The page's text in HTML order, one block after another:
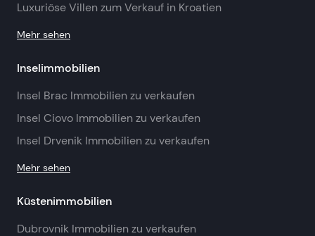
Luxuriöse Villen zum Verkauf in Kroatien
Mehr sehen
Inselimmobilien
Insel Brac Immobilien zu verkaufen
Insel Ciovo Immobilien zu verkaufen
Insel Drvenik Immobilien zu verkaufen
Mehr sehen
Küstenimmobilien
Dubrovnik Immobilien zu verkaufen